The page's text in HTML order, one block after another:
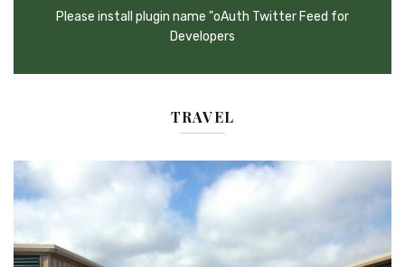
Please install plugin name "oAuth Twitter Feed for
Developers
TRAVEL